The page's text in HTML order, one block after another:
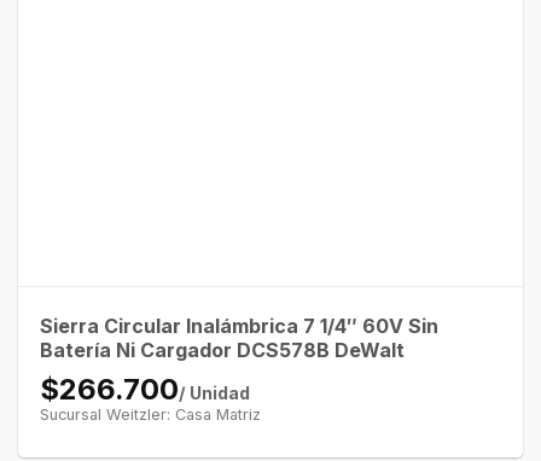
Sierra Circular Inalámbrica 7 1/4″ 60V Sin
Batería Ni Cargador DCS578B DeWalt
$266.700/ Unidad
Sucursal Weitzler: Casa Matriz